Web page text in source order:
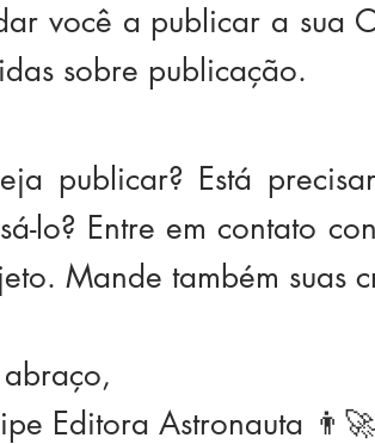
você a publicar a sua
sobre publicação.
publicar? Está
lo? Entre em contato
Mande também suas
Editora Astronauta 👨‍🚀